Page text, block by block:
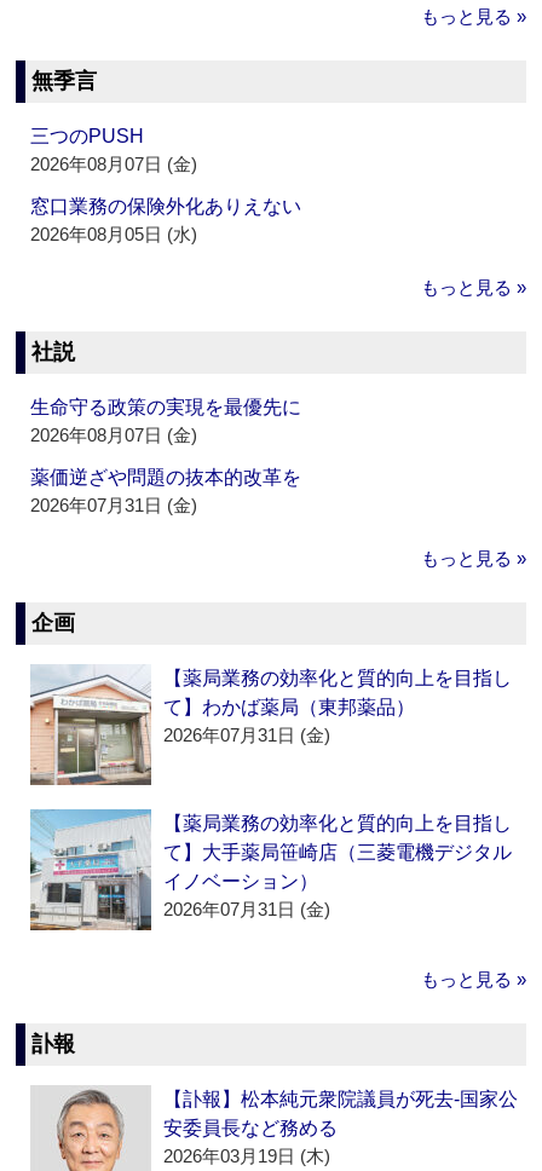
もっと見る »
無季言
三つのPUSH
2026年08月07日 (金)
窓口業務の保険外化ありえない
2026年08月05日 (水)
もっと見る »
社説
生命守る政策の実現を最優先に
2026年08月07日 (金)
薬価逆ざや問題の抜本的改革を
2026年07月31日 (金)
もっと見る »
企画
【薬局業務の効率化と質的向上を目指し
て】わかば薬局（東邦薬品）
2026年07月31日 (金)
【薬局業務の効率化と質的向上を目指し
て】大手薬局笹崎店（三菱電機デジタル
イノベーション）
2026年07月31日 (金)
もっと見る »
訃報
【訃報】松本純元衆院議員が死去‐国家公
安委員長など務める
2026年03月19日 (木)